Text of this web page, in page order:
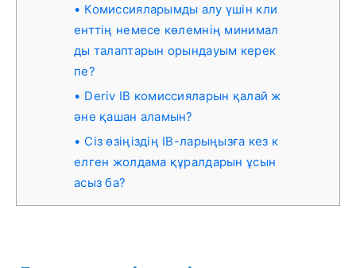
Комиссияларымды алу үшін кли
енттің немесе көлемнің минимал
ды талаптарын орындауым керек
пе?
Deriv IB комиссияларын қалай ж
әне қашан аламын?
Сіз өзіңіздің IB-ларыңызға кез к
елген жолдама құралдарын ұсын
асыз ба?